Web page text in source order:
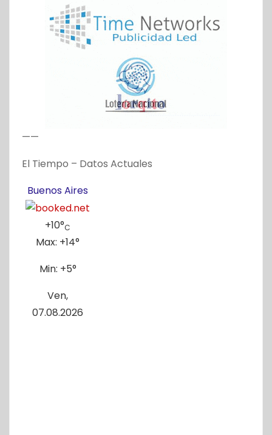
——
El Tiempo – Datos Actuales
Buenos Aires
+10°C
Max: +14°
Min: +5°
Ven,
07.08.2026